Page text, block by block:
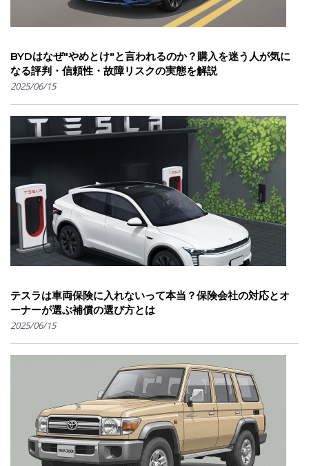
BYDはなぜ"やめとけ"と言われるのか？購入を迷う人が気に
なる評判・信頼性・故障リスクの実態を解説
2025/06/15
テスラは車両保険に入れないって本当？保険会社の対応とオ
ーナーが選ぶ補償の選び方とは
2025/06/15